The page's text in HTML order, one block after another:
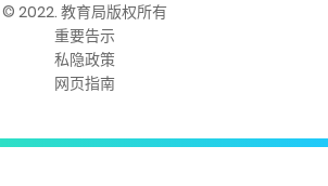
© 2022. 教育局版权所有
重要告示
私隐政策
网页指南